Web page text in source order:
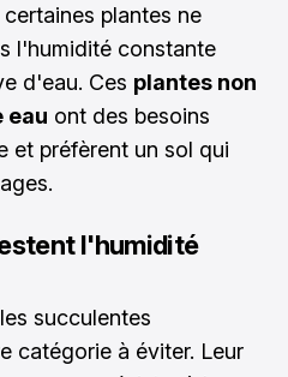
plantes ne
l'humidité constante
d'eau. Ces plantes non
eau ont des besoins
et préfèrent un sol qui
l'humidité
succulentes
catégorie à éviter. Leur